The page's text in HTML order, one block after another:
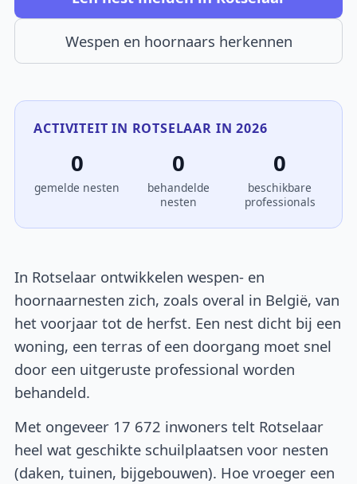
Wespen en hoornaars herkennen
ACTIVITEIT IN ROTSELAAR IN 2026
0
gemelde nesten
0
behandelde
nesten
0
beschikbare
professionals
In Rotselaar ontwikkelen wespen- en
hoornaarnesten zich, zoals overal in België, van
het voorjaar tot de herfst. Een nest dicht bij een
woning, een terras of een doorgang moet snel
door een uitgeruste professional worden
behandeld.
Met ongeveer 17 672 inwoners telt Rotselaar
heel wat geschikte schuilplaatsen voor nesten
(daken, tuinen, bijgebouwen). Hoe vroeger een